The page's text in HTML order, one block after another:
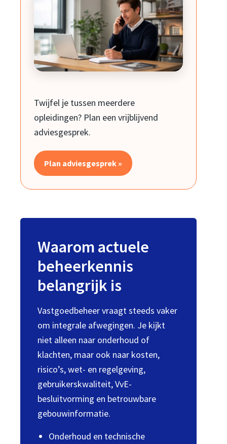
Twijfel je tussen meerdere
opleidingen? Plan een vrijblijvend
adviesgesprek.
Plan adviesgesprek »
Waarom actuele
beheerkennis
belangrijk is
Vastgoedbeheer vraagt steeds vaker
om integrale afwegingen. Je kijkt
niet alleen naar onderhoud of
klachten, maar ook naar kosten,
risico’s, wet- en regelgeving,
gebruikerskwaliteit, VvE-
besluitvorming en betrouwbare
gebouwinformatie.
Onderhoud en technische